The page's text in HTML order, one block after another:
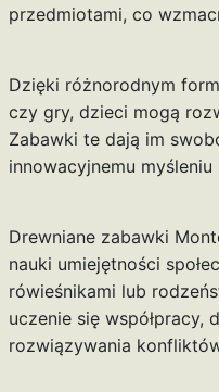
przedmiotami, co
Dzięki różnorodnym
czy gry, dzieci mogą
Zabawki te dają im
innowacyjnemu
Drewniane zabawki
nauki umiejętności
rówieśnikami lub
uczenie się współpracy,
rozwiązywania